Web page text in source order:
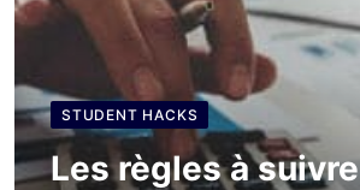
STUDENT HACKS
Les règles à